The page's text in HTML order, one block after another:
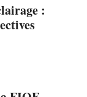
: